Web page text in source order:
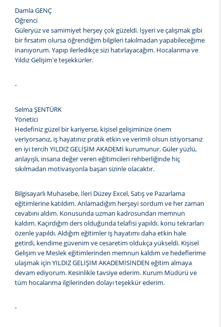
Damla GENÇ
Öğrenci
Güleryüz ve samimiyet herşey çok güzeldi. İşyeri ve çalışmak gibi
bir fırsatım olursa öğrendiğim bilgileri takılmadan yapabileceğime
inanıyorum. Yapıp ilerledikçe sizi hatırlayacağım. Hocalarıma ve
Yıldız Gelişim'e teşekkürler.
-
Selma ŞENTÜRK
Yönetici
Hedefiniz güzel bir kariyerse, kişisel gelişiminize önem
veriyorsanız, iş hayatınız pratik etkin ve verimli olsun istiyorsanız
en iyi tercih YILDIZ GELİŞİM AKADEMİ kurumunur. Güler yüzlü,
anlayışlı, insana değer veren eğitimcileri rehberliğinde hiç
sıkılmadan motivasyonla başarı sizinle olacaktır.
Bilgisayarlı Muhasebe, İleri Düzey Excel, Satış ve Pazarlama
eğitimlerine katıldım. Anlamadığım herşeyi sordum ve her zaman
cevabını aldım. Konusunda uzman kadrosundan memnun
kaldım. Kaçırdığım ders olduğunda telafisi yapıldı. konu tekrarları
özenle yapıldı. Aldığım eğitimler iş hayatımı daha etkin hale
getirdi, kendime güvenim ve cesaretim oldukça yükseldi. Kişisel
Gelişim ve Meslek eğitimlerinden memnun kaldım ve hedeflerime
ulaşmak için YILDIZ GELİŞİM AKADEMİSİNDEN eğitim almaya
devam ediyorum. Kesinlikle tavsiye ederim. Kurum Müdürü ve
tüm hocalarıma ilgilerinden dolayı teşekkür ederim.
-